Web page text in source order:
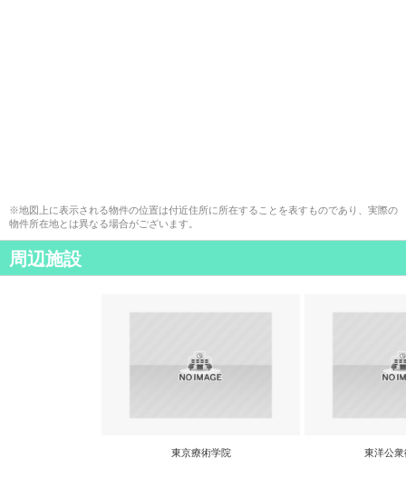
※地図上に表示される物件の位置は付近住所に所在することを表すものであり、実際の
物件所在地とは異なる場合がございます。
周辺施設
東京療術学院 東洋公